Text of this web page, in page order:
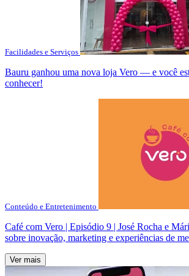
Facilidades e Serviços
Bauru ganhou uma nova loja Vero — e você
conhecer!
Conteúdo e Entretenimento
Café com Vero | Episódio 9 | José Rocha e
sobre inovação, marketing e experiências de
Ver mais